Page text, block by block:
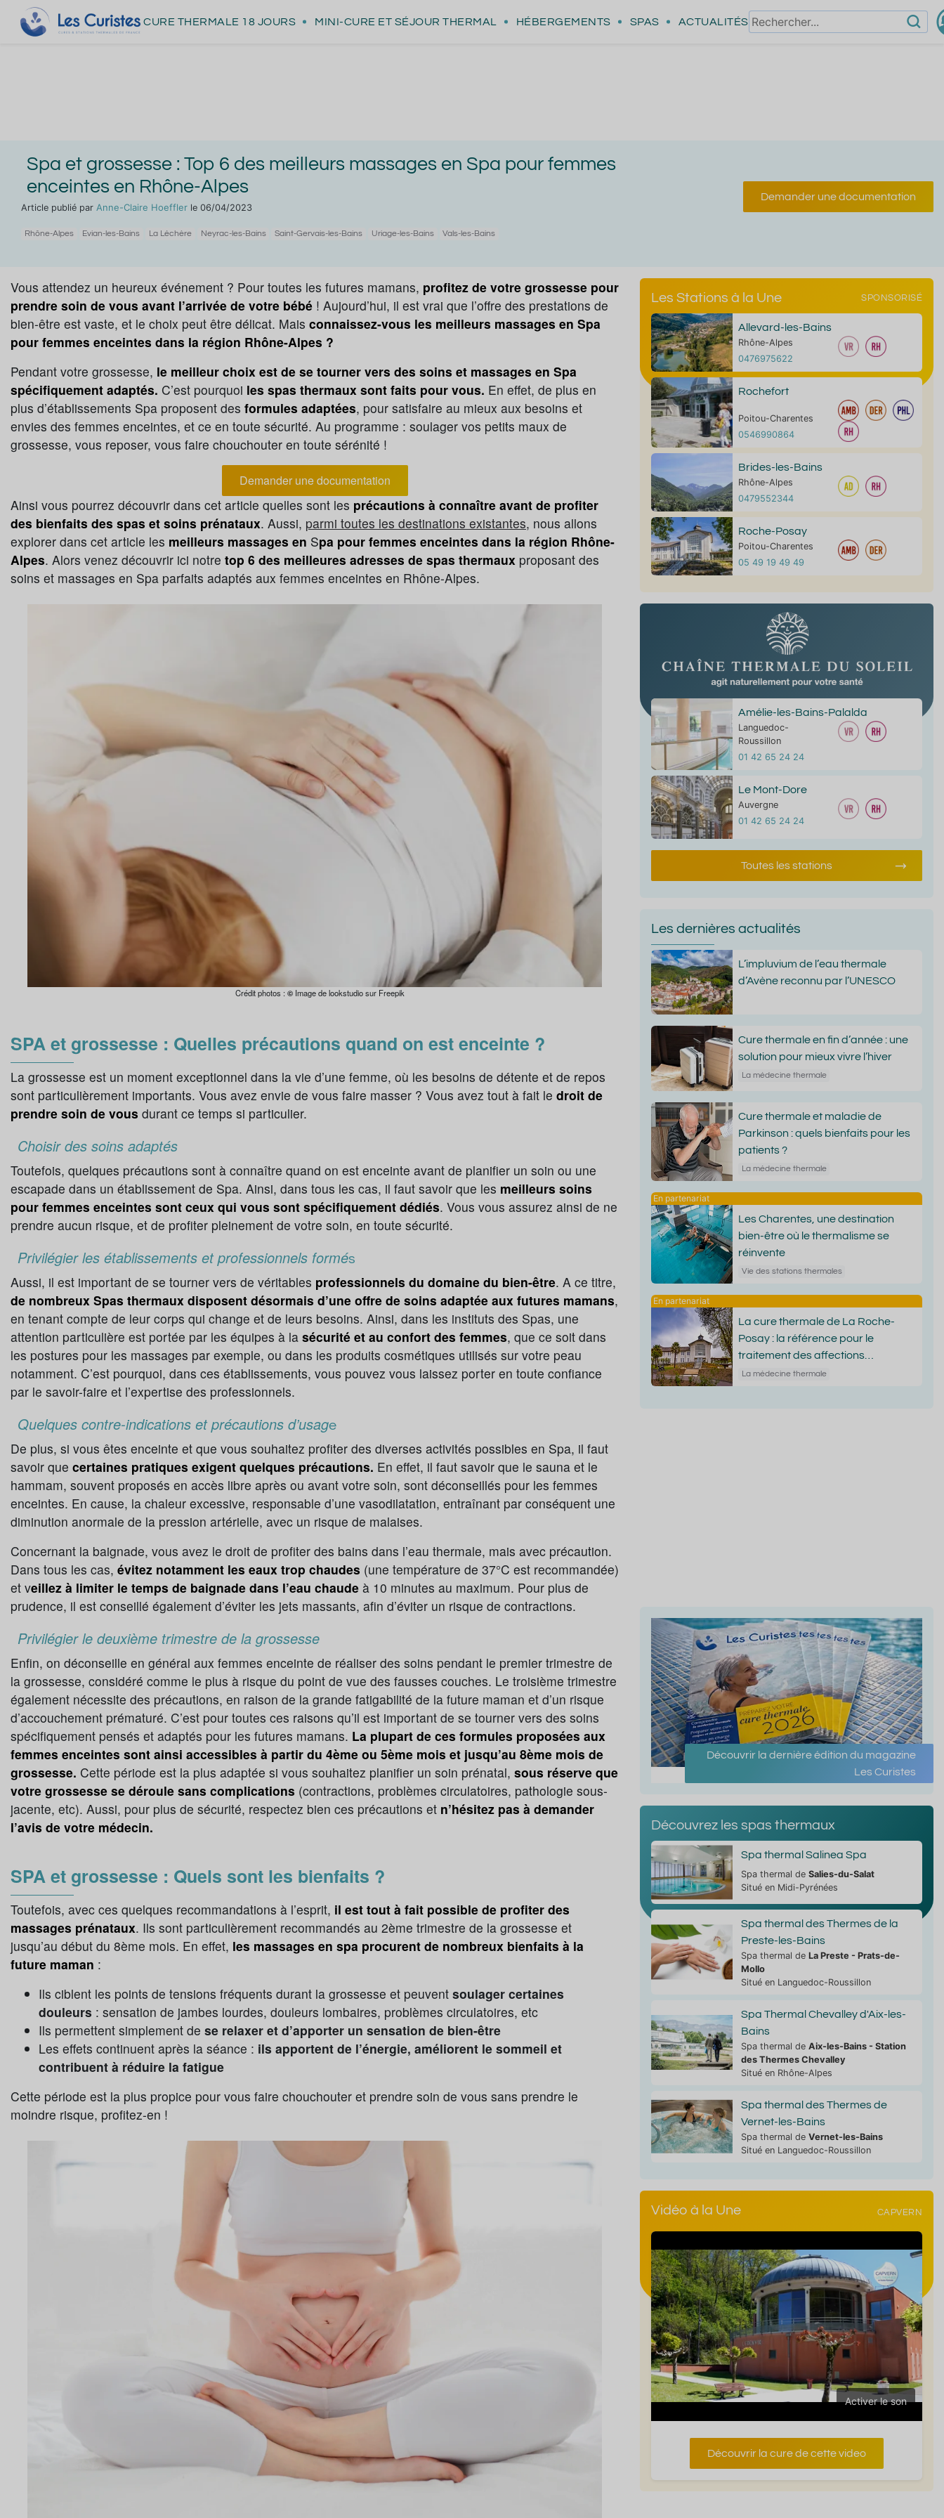
CURE THERMALE 18 JOURS MINI-CURE ET SÉJOUR THERMAL HÉBERGEMENTS SPAS ACTUALITÉS
Spa et grossesse : Top 6 des meilleurs massages en Spa pour femmes
enceintes en Rhône-Alpes
Article publié par Anne-Claire Hoeffler le 06/04/2023
Rhône-Alpes Evian-les-Bains La Léchère Neyrac-les-Bains Saint-Gervais-les-Bains Uriage-les-Bains Vals-les-Bains
Demander une documentation
Vous attendez un heureux événement ? Pour toutes les futures mamans, profitez de votre grossesse pour
prendre soin de vous avant l’arrivée de votre bébé ! Aujourd’hui, il est vrai que l’offre des prestations de
bien-être est vaste, et le choix peut être délicat. Mais connaissez-vous les meilleurs massages en Spa
pour femmes enceintes dans la région Rhône-Alpes ?
Pendant votre grossesse, le meilleur choix est de se tourner vers des soins et massages en Spa
spécifiquement adaptés. C’est pourquoi les spas thermaux sont faits pour vous. En effet, de plus en
plus d’établissements Spa proposent des formules adaptées, pour satisfaire au mieux aux besoins et
envies des femmes enceintes, et ce en toute sécurité. Au programme : soulager vos petits maux de
grossesse, vous reposer, vous faire chouchouter en toute sérénité !
Demander une documentation
Ainsi vous pourrez découvrir dans cet article quelles sont les précautions à connaître avant de profiter
des bienfaits des spas et soins prénataux. Aussi, parmi toutes les destinations existantes, nous allons
explorer dans cet article les meilleurs massages en Spa pour femmes enceintes dans la région Rhône-
Alpes. Alors venez découvrir ici notre top 6 des meilleures adresses de spas thermaux proposant des
soins et massages en Spa parfaits adaptés aux femmes enceintes en Rhône-Alpes.
Crédit photos : © Image de lookstudio sur Freepik
SPA et grossesse : Quelles précautions quand on est enceinte ?
La grossesse est un moment exceptionnel dans la vie d’une femme, où les besoins de détente et de repos
sont particulièrement importants. Vous avez envie de vous faire masser ? Vous avez tout à fait le droit de
prendre soin de vous durant ce temps si particulier.
Choisir des soins adaptés
Toutefois, quelques précautions sont à connaître quand on est enceinte avant de planifier un soin ou une
escapade dans un établissement de Spa. Ainsi, dans tous les cas, il faut savoir que les meilleurs soins
pour femmes enceintes sont ceux qui vous sont spécifiquement dédiés. Vous vous assurez ainsi de ne
prendre aucun risque, et de profiter pleinement de votre soin, en toute sécurité.
Privilégier les établissements et professionnels formés
Aussi, il est important de se tourner vers de véritables professionnels du domaine du bien-être. A ce titre,
de nombreux Spas thermaux disposent désormais d’une offre de soins adaptée aux futures mamans,
en tenant compte de leur corps qui change et de leurs besoins. Ainsi, dans les instituts des Spas, une
attention particulière est portée par les équipes à la sécurité et au confort des femmes, que ce soit dans
les postures pour les massages par exemple, ou dans les produits cosmétiques utilisés sur votre peau
notamment. C’est pourquoi, dans ces établissements, vous pouvez vous laissez porter en toute confiance
par le savoir-faire et l’expertise des professionnels.
Quelques contre-indications et précautions d’usage
De plus, si vous êtes enceinte et que vous souhaitez profiter des diverses activités possibles en Spa, il faut
savoir que certaines pratiques exigent quelques précautions. En effet, il faut savoir que le sauna et le
hammam, souvent proposés en accès libre après ou avant votre soin, sont déconseillés pour les femmes
enceintes. En cause, la chaleur excessive, responsable d’une vasodilatation, entraînant par conséquent une
diminution anormale de la pression artérielle, avec un risque de malaises.
Concernant la baignade, vous avez le droit de profiter des bains dans l’eau thermale, mais avec précaution.
Dans tous les cas, évitez notamment les eaux trop chaudes (une température de 37°C est recommandée)
et veillez à limiter le temps de baignade dans l’eau chaude à 10 minutes au maximum. Pour plus de
prudence, il est conseillé également d’éviter les jets massants, afin d’éviter un risque de contractions.
Privilégier le deuxième trimestre de la grossesse
Enfin, on déconseille en général aux femmes enceinte de réaliser des soins pendant le premier trimestre de
la grossesse, considéré comme le plus à risque du point de vue des fausses couches. Le troisième trimestre
également nécessite des précautions, en raison de la grande fatigabilité de la future maman et d’un risque
d’accouchement prématuré. C’est pour toutes ces raisons qu’il est important de se tourner vers des soins
spécifiquement pensés et adaptés pour les futures mamans. La plupart de ces formules proposées aux
femmes enceintes sont ainsi accessibles à partir du 4ème ou 5ème mois et jusqu’au 8ème mois de
grossesse. Cette période est la plus adaptée si vous souhaitez planifier un soin prénatal, sous réserve que
votre grossesse se déroule sans complications (contractions, problèmes circulatoires, pathologie sous-
jacente, etc). Aussi, pour plus de sécurité, respectez bien ces précautions et n’hésitez pas à demander
l’avis de votre médecin.
SPA et grossesse : Quels sont les bienfaits ?
Toutefois, avec ces quelques recommandations à l’esprit, il est tout à fait possible de profiter des
massages prénataux. Ils sont particulièrement recommandés au 2ème trimestre de la grossesse et
jusqu’au début du 8ème mois. En effet, les massages en spa procurent de nombreux bienfaits à la
future maman :
Ils ciblent les points de tensions fréquents durant la grossesse et peuvent soulager certaines
douleurs : sensation de jambes lourdes, douleurs lombaires, problèmes circulatoires, etc
Ils permettent simplement de se relaxer et d’apporter un sensation de bien-être
Les effets continuent après la séance : ils apportent de l’énergie, améliorent le sommeil et
contribuent à réduire la fatigue
Cette période est la plus propice pour vous faire chouchouter et prendre soin de vous sans prendre le
moindre risque, profitez-en !
Les Stations à la Une SPONSORISÉ
Allevard-les-Bains
Rhône-Alpes
0476975622
Rochefort
Poitou-Charentes
0546990864
Brides-les-Bains
Rhône-Alpes
0479552344
Roche-Posay
Poitou-Charentes
05 49 19 49 49
Amélie-les-Bains-Palalda
Languedoc-
Roussillon
01 42 65 24 24
Le Mont-Dore
Auvergne
01 42 65 24 24
Toutes les stations
Les dernières actualités
L’impluvium de l’eau thermale
d’Avène reconnu par l’UNESCO
Cure thermale en fin d’année : une
solution pour mieux vivre l’hiver
La médecine thermale
Cure thermale et maladie de
Parkinson : quels bienfaits pour les
patients ?
La médecine thermale
Les Charentes, une destination
bien-être où le thermalisme se
réinvente
Vie des stations thermales
La cure thermale de La Roche-
Posay : la référence pour le
traitement des affections
dermatologiques
La médecine thermale
Découvrir la dernière édition du magazine
Les Curistes
Découvrez les spas thermaux
Spa thermal Salinea Spa
Spa thermal de Salies-du-Salat
Situé en Midi-Pyrénées
Spa thermal des Thermes de la
Preste-les-Bains
Spa thermal de La Preste - Prats-de-
Mollo
Situé en Languedoc-Roussillon
Spa Thermal Chevalley d'Aix-les-
Bains
Spa thermal de Aix-les-Bains - Station
des Thermes Chevalley
Situé en Rhône-Alpes
Spa thermal des Thermes de
Vernet-les-Bains
Spa thermal de Vernet-les-Bains
Situé en Languedoc-Roussillon
Vidéo à la Une CAPVERN
Activer le son
Découvrir la cure de cette video